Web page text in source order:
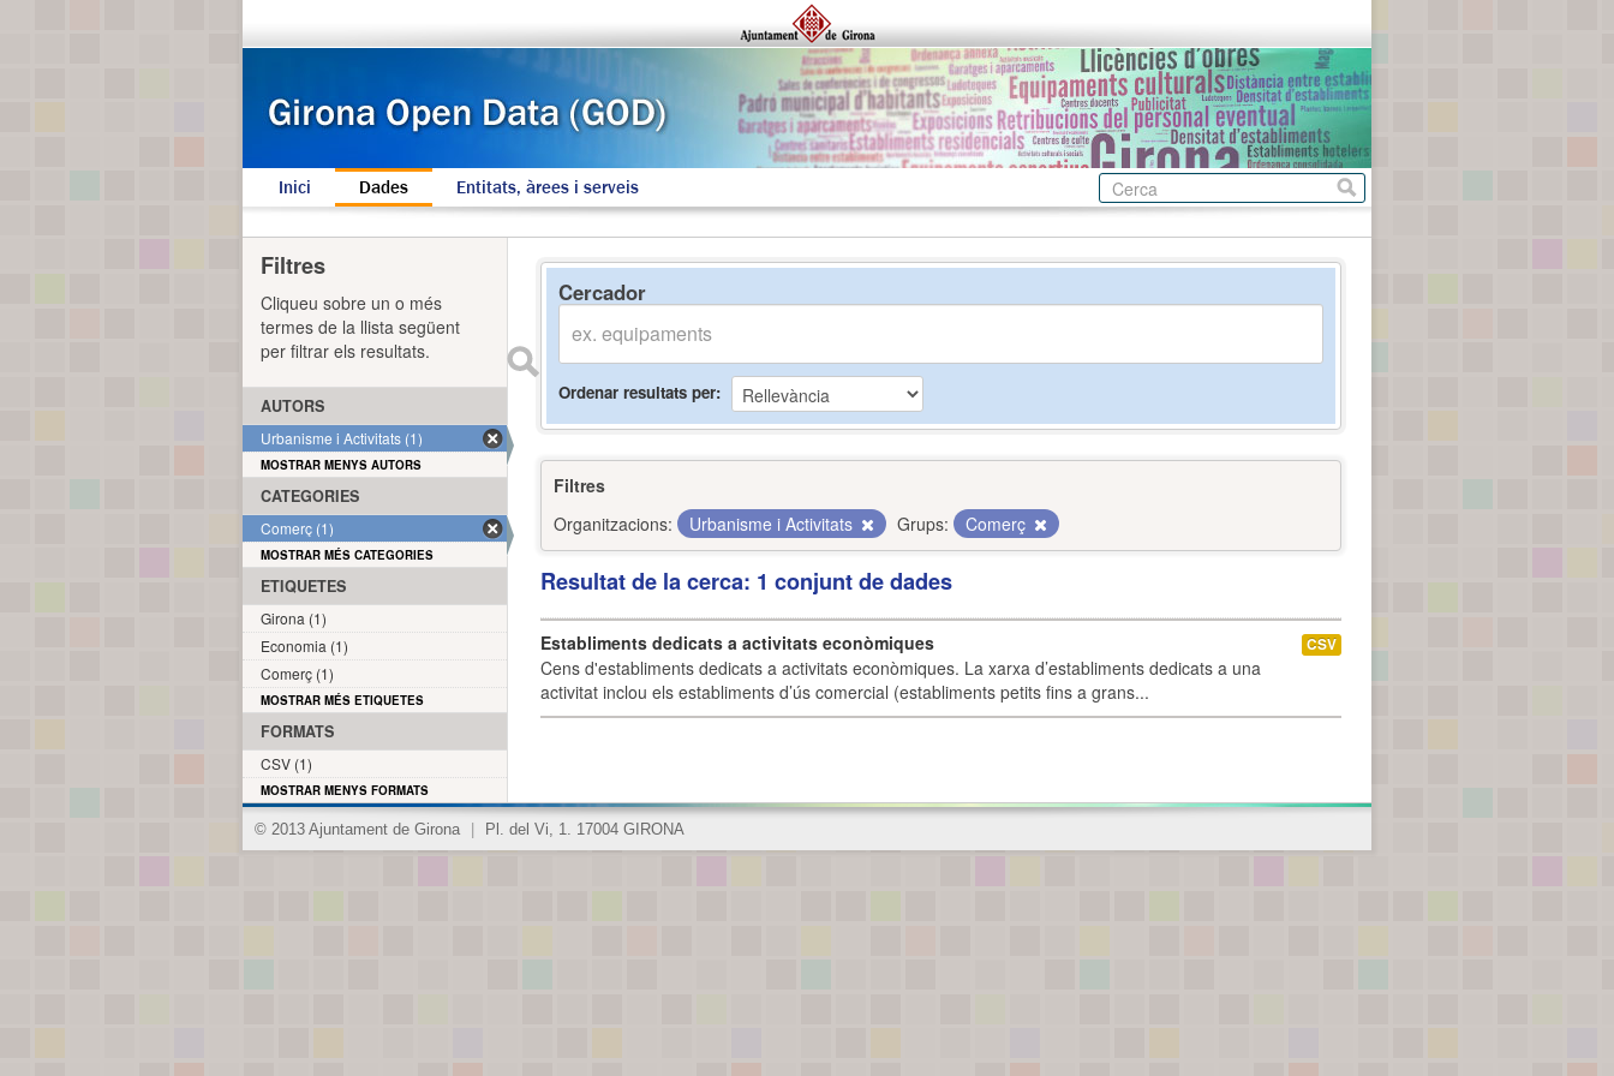
Inici Dades Entitats, àrees i serveis
Cercador
Ordenar resultats per
Filtres
Organitzacions:
Urbanisme i Activitats Grups: Comerç
Resultat de la cerca: 1 conjunt de dades
Establiments dedicats a activitats econòmiques
Cens d'establiments dedicats a activitats econòmiques. La xarxa d’establiments dedicats a una
activitat inclou els establiments d’ús comercial (establiments petits fins a grans...
CSV
Filtres
Cliqueu sobre un o més
termes de la llista següent
per filtrar els resultats.
AUTORS
Urbanisme i Activitats (1)
MOSTRAR MENYS AUTORS
CATEGORIES
Comerç (1)
MOSTRAR MÉS CATEGORIES
ETIQUETES
Girona (1)
Economia (1)
Comerç (1)
MOSTRAR MÉS ETIQUETES
FORMATS
CSV (1)
MOSTRAR MENYS FORMATS
© 2013 Ajuntament de Girona Pl. del Vi, 1. 17004 GIRONA